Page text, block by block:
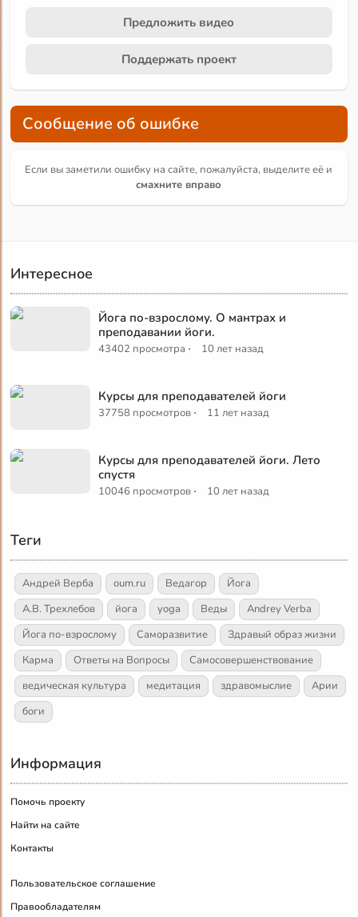
Предложить видео
Поддержать проект
Сообщение об ошибке
Если вы заметили ошибку на сайте, пожалуйста, выделите её и
смахните вправо
Интересное
Йога по-взрослому. О мантрах и
преподавании йоги.
43402 просмотра · 10 лет назад
Курсы для преподавателей йоги
37758 просмотров · 11 лет назад
Курсы для преподавателей йоги. Лето
спустя
10046 просмотров · 10 лет назад
Теги
Андрей Верба oum.ru Ведагор
Йога
А.В. Трехлебов
йога yoga Веды
Andrey Verba
Йога по-взрослому
Саморазвитие
Здравый образ жизни
Карма
Ответы на Вопросы
Самосовершенствование
ведическая культура
медитация здравомыслие
Арии
боги
Информация
Помочь проекту
Найти на сайте
Контакты
Пользовательское соглашение
Правообладателям